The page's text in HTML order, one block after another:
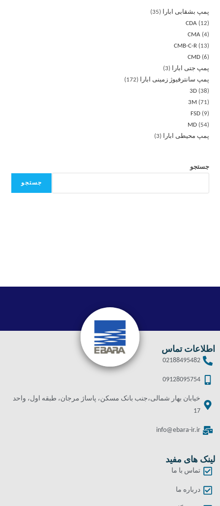
پمپ بشقابی ابارا
35
CDA
12
CMA 4
CMB-C-R
13
CMD 6
پمپ جتی ابارا
3
پمپ سانترفیوژ زمینی ابارا
172
3D 38
3M
71
FSD
9
MD
54
پمپ محیطی ابارا
3
جستجو
جستجو
اطلاعات تماس
02188495482
09128095754
خیابان بهار شمالی،جنب بانک مسکن، پاساژ مرجان، طبقه اول، واحد
17
info@ebara-ir.ir
لینک های مفید
تماس با ما
درباره ما